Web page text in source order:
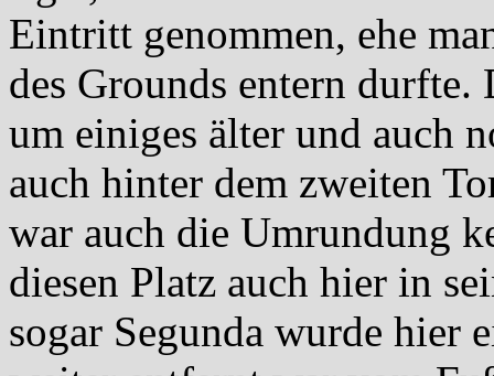
Eintritt genommen, ehe
des Grounds entern durfte.
um einiges älter und auch
auch hinter dem zweiten
war auch die Umrundung
diesen Platz auch hier in
sogar Segunda wurde hier